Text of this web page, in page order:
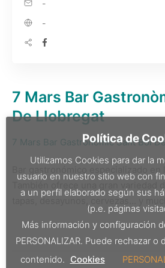
-
-
7 Mars Bar
De Llobregat
7 Mars Bar Gastronòmic Sant Boi
Bar gastronómico especializado en
tapas, desayunos, cervezas… y
Política de
Utilizamos Cookies para dar la
usuario en nuestro sitio web con
a un perfil elaborado según sus
(p.e. páginas
Más información y configuración
PERSONALIZAR. Puede rechazar
contenido. Cookies